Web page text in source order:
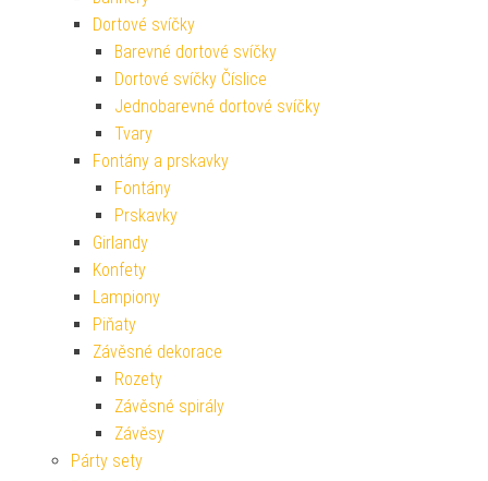
Dortové svíčky
Barevné dortové svíčky
Dortové svíčky Číslice
Jednobarevné dortové svíčky
Tvary
Fontány a prskavky
Fontány
Prskavky
Girlandy
Konfety
Lampiony
Piňaty
Závěsné dekorace
Rozety
Závěsné spirály
Závěsy
Párty sety